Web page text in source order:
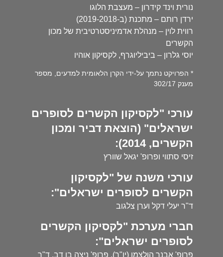
נורית וינד קידרון – מעצבת הלוגו
ירדן רותם – מתכנת (ב-2019-2018)
רווית לוין – מנהלת אדמיניסטרטיבית של מכון
הקשרים
יוסי גלרון – ביביליוגרף, לקסיקון אוהיו
* הפרויקט נתמך על-ידי הקרן הלאומית למדעים, מספר
מענק 302/17
עורכי "לקסיקון הקשרים לסופרים
ישראלים" (הוצאת דביר ומכון
הקשרים, 2014):
זיסי סתווי ופרופ' יגאל שוורץ
עורכי משנה של "לקסיקון
הקשרים לסופרים ישראלים":
ד"ר יעלי דקל וערן צלגוב
חברי מערכת "לקסיקון הקשרים
לסופרים ישראלים":
פרופ' אבנר הולצמן (יו"ר), פרופ' ניצה בן דב, ד"ר